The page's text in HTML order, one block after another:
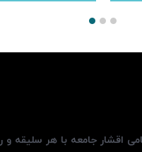
اقشار جامعه با هر سلیقه